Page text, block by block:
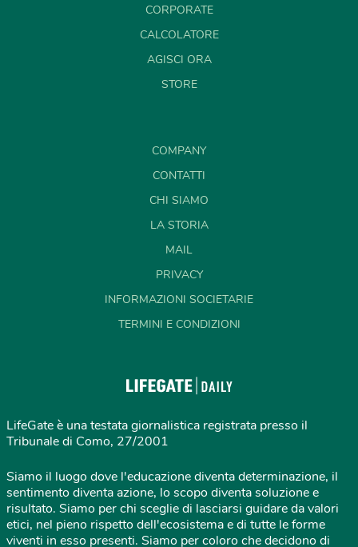
CORPORATE
CALCOLATORE
AGISCI ORA
STORE
COMPANY
CONTATTI
CHI SIAMO
LA STORIA
MAIL
PRIVACY
INFORMAZIONI SOCIETARIE
TERMINI E CONDIZIONI
LifeGate è una testata giornalistica registrata presso il
Tribunale di Como, 27/2001
Siamo il luogo dove l'educazione diventa determinazione, il
sentimento diventa azione, lo scopo diventa soluzione e
risultato. Siamo per chi sceglie di lasciarsi guidare da valori
etici, nel pieno rispetto dell'ecosistema e di tutte le forme
viventi in esso presenti. Siamo per coloro che decidono di